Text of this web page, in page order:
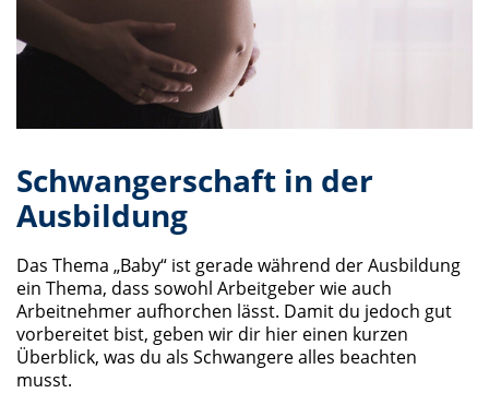
Schwangerschaft in der
Ausbildung
Das Thema „Baby“ ist gerade während der Ausbildung
ein Thema, dass sowohl Arbeitgeber wie auch
Arbeitnehmer aufhorchen lässt. Damit du jedoch gut
vorbereitet bist, geben wir dir hier einen kurzen
Überblick, was du als Schwangere alles beachten
musst.